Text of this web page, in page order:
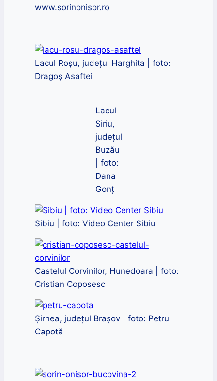
www.sorinonisor.ro
Lacul Roșu, județul Harghita | foto:
Dragoș Asaftei
Lacul
Siriu,
județul
Buzău
| foto:
Dana
Gonț
Sibiu | foto: Video Center Sibiu
Castelul Corvinilor, Hunedoara | foto:
Cristian Coposesc
Șirnea, județul Brașov | foto: Petru
Capotă